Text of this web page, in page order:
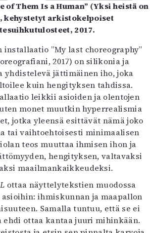
of Them Is a Human” (Yksi heistä on
kehystetyt arkistokelpoiset
2017.
”My last choreography”
2017) on silikonia ja
yhdistelevä jättimäinen iho, joka
kuin hengityksen tahdissa.
leikkii asioiden ja olentojen
monet muutkin hyperrealismia
jotka yleensä esittävät nämä joko
tai vaihtoehtoisesti minimaalisen
teos muuttaa ihmisen ihon ja
hengityksen, valtavaksi
maailmankaikkeudeksi.
ottaa näyttelytekstien muodossa
ihmiskunnan ja maapallon
Samalla tuntuu, että se ei
ehdi ottaa kantaa juuri mihinkään.